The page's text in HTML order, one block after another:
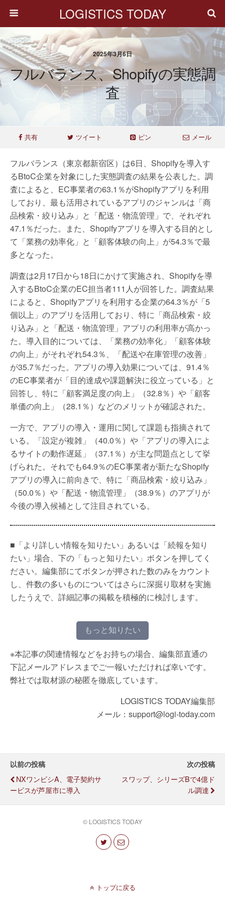
LOGISTICS TODAY
2025年3月6日
フルバランス、Shopifyの実態調
査
共有 ツイート ピン メール
フルバランス（東京都新宿区）は6日、Shopifyを導入す
るBtoC企業を対象にした実態調査の結果を公表した。調
査によると、EC事業者の63.1％がShopifyアプリを利用
しており、最も活用されているアプリのジャンルは「商
品検索・絞り込み」と「配送・物流管理」で、それぞれ
47.1％だった。また、Shopifyアプリを導入する目的とし
て「業務の効率化」と「顧客体験の向上」が54.3％で最
多となった。
調査は2月17日から18日にかけて実施され、Shopifyを導
入するBtoC企業のEC担当者111人が回答した。調査結果
によると、Shopifyアプリを利用する企業の64.3％が「5
個以上」のアプリを活用しており、特に「商品検索・絞
り込み」と「配送・物流管理」アプリの利用率が高かっ
た。導入目的については、「業務の効率化」「顧客体験
の向上」がそれぞれ54.3％、「配送や在庫管理の改善」
が35.7％だった。アプリの導入効果については、91.4％
のEC事業者が「目的達成や課題解決に役立っている」と
回答し、特に「顧客満足度の向上」（32.8％）や「顧客
単価の向上」（28.1％）などのメリットが確認された。
一方で、アプリの導入・運用に関して課題も指摘されて
いる。「設定が複雑」（40.0％）や「アプリの導入によ
るサイトの動作遅延」（37.1％）が主な問題点として挙
げられた。それでも64.9％のEC事業者が新たなShopify
アプリの導入に前向きで、特に「商品検索・絞り込み」
（50.0％）や「配送・物流管理」（38.9％）のアプリが
今後の導入候補として注目されている。
■「より詳しい情報を知りたい」あるいは「続報を知り
たい」場合、下の「もっと知りたい」ボタンを押してく
ださい。編集部にてボタンが押された数のみをカウント
し、件数の多いものについてはさらに深掘り取材を実施
したうえで、詳細記事の掲載を積極的に検討します。
もっと知りたい
※本記事の関連情報などをお持ちの場合、編集部直通の
下記メールアドレスまでご一報いただければ幸いです。
弊社では取材源の秘匿を徹底しています。
LOGISTICS TODAY編集部
メール：support@logi-today.com
以前の投稿
NXワンビシA、電子契約サ
ービスが芦屋市に導入
次の投稿
スワップ、シリーズBで4億ド
ル調達
© LOGISTICS TODAY
トップに戻る